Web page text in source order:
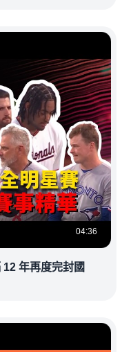
04:36
年再度完封國